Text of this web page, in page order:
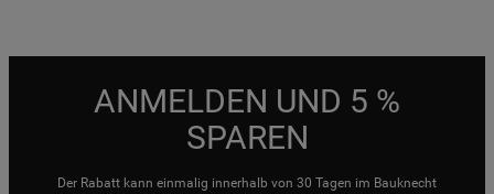
ANMELDEN UND 5 %
SPAREN
Der Rabatt kann einmalig innerhalb von 30 Tagen im Bauknecht